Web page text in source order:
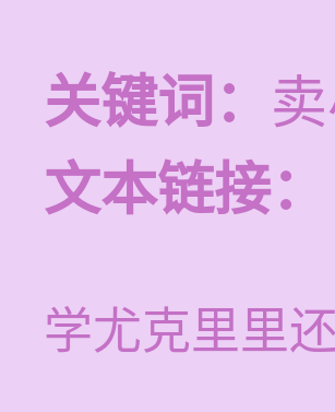
关键词：
文本链接：
学尤克里里